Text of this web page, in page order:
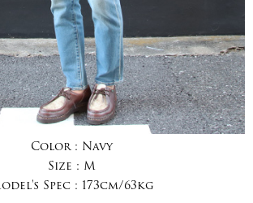
Color : Navy
Size : M
Spec : 173cm/63kg